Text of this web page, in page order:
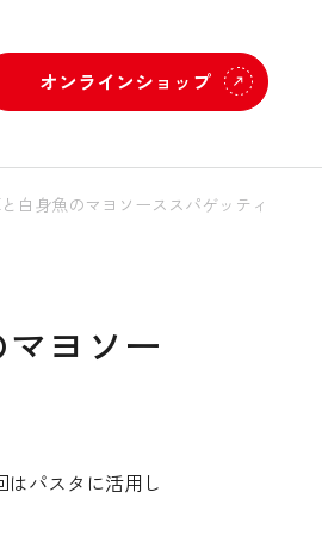
オンラインショップ
白身魚のマヨソーススパゲッティ
ヨソー
はパスタに活用し